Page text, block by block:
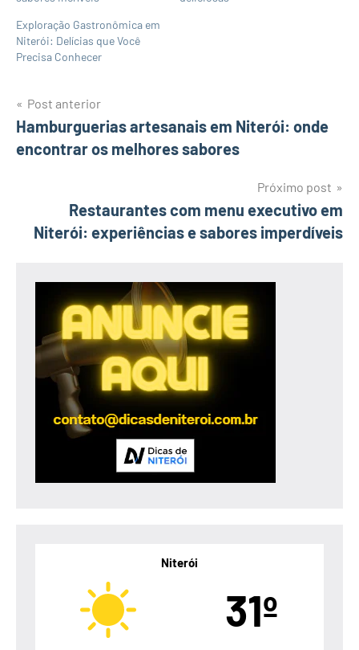
Exploração Gastronômica em
Niterói: Delícias que Você
Precisa Conhecer
Navegação
de
Post anterior
Hamburguerias artesanais em Niterói: onde
encontrar os melhores sabores
Próximo post
Restaurantes com menu executivo em
Niterói: experiências e sabores imperdíveis
Niterói
31º